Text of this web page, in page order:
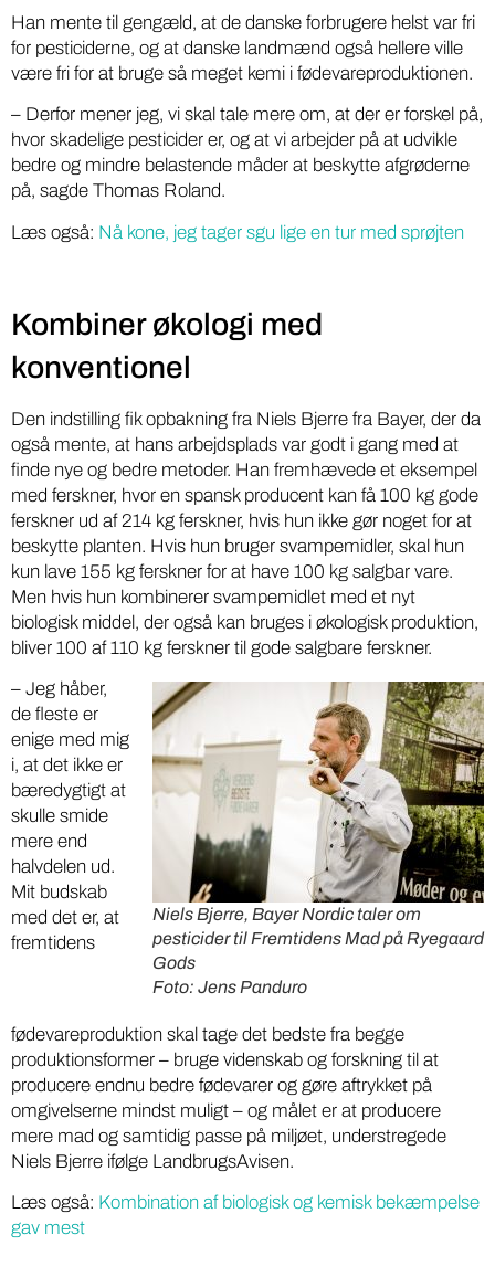
Han mente til gengæld, at de danske forbrugere helst var fri
for pesticiderne, og at danske landmænd også hellere ville
være fri for at bruge så meget kemi i fødevareproduktionen.
– Derfor mener jeg, vi skal tale mere om, at der er forskel på,
hvor skadelige pesticider er, og at vi arbejder på at udvikle
bedre og mindre belastende måder at beskytte afgrøderne
på, sagde Thomas Roland.
Læs også: Nå kone, jeg tager sgu lige en tur med sprøjten
Kombiner økologi med
konventionel
Den indstilling fik opbakning fra Niels Bjerre fra Bayer, der da
også mente, at hans arbejdsplads var godt i gang med at
finde nye og bedre metoder. Han fremhævede et eksempel
med ferskner, hvor en spansk producent kan få 100 kg gode
ferskner ud af 214 kg ferskner, hvis hun ikke gør noget for at
beskytte planten. Hvis hun bruger svampemidler, skal hun
kun lave 155 kg ferskner for at have 100 kg salgbar vare.
Men hvis hun kombinerer svampemidlet med et nyt
biologisk middel, der også kan bruges i økologisk produktion,
bliver 100 af 110 kg ferskner til gode salgbare ferskner.
Niels Bjerre, Bayer Nordic taler om
pesticider til Fremtidens Mad på Ryegaard
Gods
Foto: Jens Panduro
– Jeg håber,
de fleste er
enige med mig
i, at det ikke er
bæredygtigt at
skulle smide
mere end
halvdelen ud.
Mit budskab
med det er, at
fremtidens
fødevareproduktion skal tage det bedste fra begge
produktionsformer – bruge videnskab og forskning til at
producere endnu bedre fødevarer og gøre aftrykket på
omgivelserne mindst muligt – og målet er at producere
mere mad og samtidig passe på miljøet, understregede
Niels Bjerre ifølge LandbrugsAvisen.
Læs også: Kombination af biologisk og kemisk bekæmpelse
gav mest